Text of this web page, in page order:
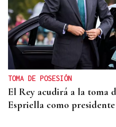
TOMA DE POSESIÓN
El Rey acudirá a la toma
Espriella como